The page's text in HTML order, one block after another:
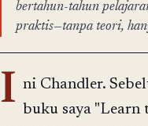
bertahun-tahun
praktis—tanpa teori,
I ni Chandler.
buku saya "Learn